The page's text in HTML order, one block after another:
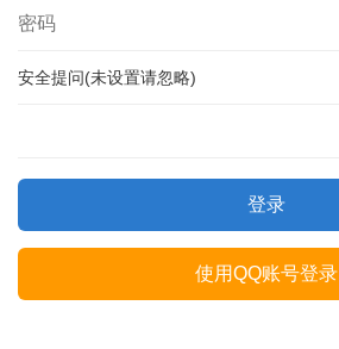
安全提问(未设置请忽略)
登录
使用QQ账号登录